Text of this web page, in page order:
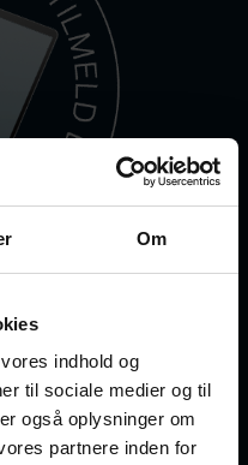
Om
indhold og
til sociale medier og til
også oplysninger om
partnere inden for
i din